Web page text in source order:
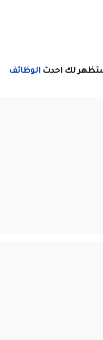
ستظهر لك احدث الوظائف